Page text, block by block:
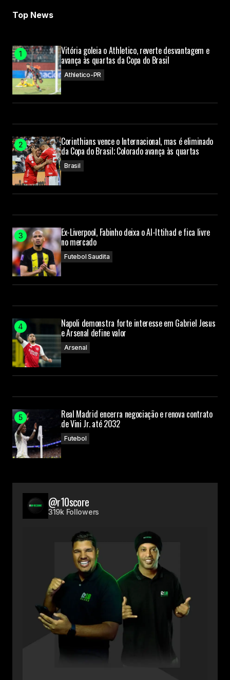
Top News
Vitória goleia o Athletico, reverte desvantagem e
avança às quartas da Copa do Brasil
Athletico-PR
Corinthians vence o Internacional, mas é eliminado
da Copa do Brasil; Colorado avança às quartas
Brasil
Ex-Liverpool, Fabinho deixa o Al-Ittihad e fica livre
no mercado
Futebol Saudita
Napoli demonstra forte interesse em Gabriel Jesus
e Arsenal define valor
Arsenal
Real Madrid encerra negociação e renova contrato
de Vini Jr. até 2032
Futebol
@r10score
319k Followers